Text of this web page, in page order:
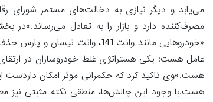
مصرف‌کننده دارد و بازار را به تعادل
«خودروهایی مانند وانت 141،
عامل هست: یکی هستراتژی غلط خودروسازان در
هست.»وی تاکید کرد که حکمرانی موثر امکان
هست.با وجود این چالش‌ها، منطقی نکته مثبتی نیز